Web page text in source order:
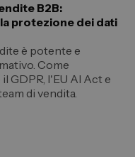
B2B:
protezione dei dati
è potente e
Come
GDPR, l'EU AI Act e
di vendita.